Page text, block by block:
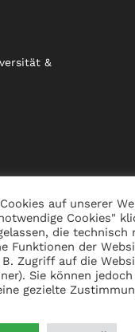
&
auf unserer
Cookies"
die technisch
Funktionen der
Zugriff auf die
Sie können
gezielte